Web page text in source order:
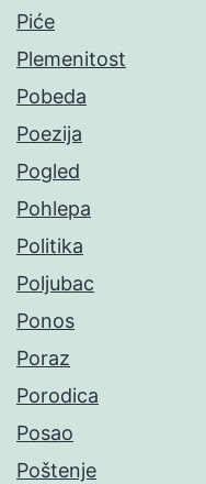
Piće
Plemenitost
Pobeda
Poezija
Pogled
Pohlepa
Politika
Poljubac
Ponos
Poraz
Porodica
Posao
Poštenje